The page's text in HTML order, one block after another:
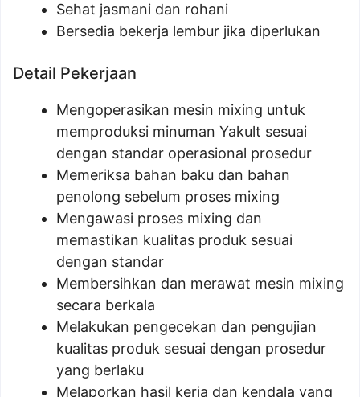
Sehat jasmani dan rohani
Bersedia bekerja lembur jika diperlukan
Detail Pekerjaan
Mengoperasikan mesin mixing untuk
memproduksi minuman Yakult sesuai
dengan standar operasional prosedur
Memeriksa bahan baku dan bahan
penolong sebelum proses mixing
Mengawasi proses mixing dan
memastikan kualitas produk sesuai
dengan standar
Membersihkan dan merawat mesin mixing
secara berkala
Melakukan pengecekan dan pengujian
kualitas produk sesuai dengan prosedur
yang berlaku
Melaporkan hasil kerja dan kendala yang